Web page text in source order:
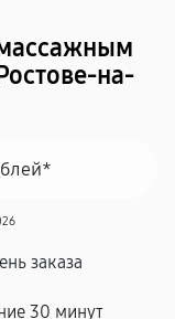
на-
заказа
30 минут